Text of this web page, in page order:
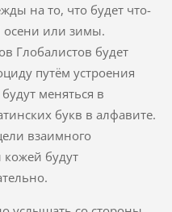
на то, что будет что-
осени или зимы.
Глобалистов будет
путём устроения
меняться в
букв в алфавите.
взаимного
кожей будут